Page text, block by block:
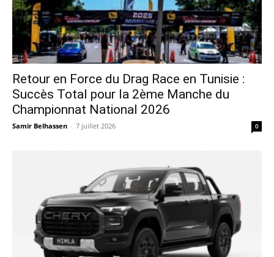
Retour en Force du Drag Race en Tunisie :
Succès Total pour la 2ème Manche du
Championnat National 2026
Samir Belhassen - 7 juillet 2026 0